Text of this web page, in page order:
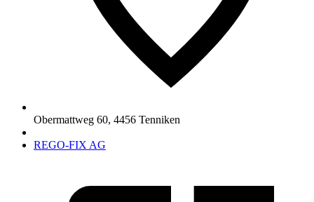
Obermattweg 60, 4456 Tenniken
REGO-FIX AG